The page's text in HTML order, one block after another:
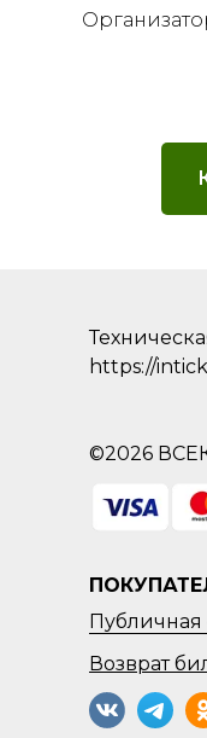
https://
©2026
Публичная
Возврат